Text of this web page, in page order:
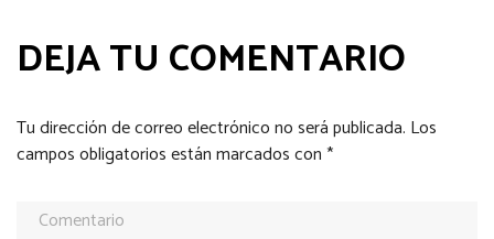
DEJA TU COMENTARIO
Tu dirección de correo electrónico no será publicada. Los
campos obligatorios están marcados con*